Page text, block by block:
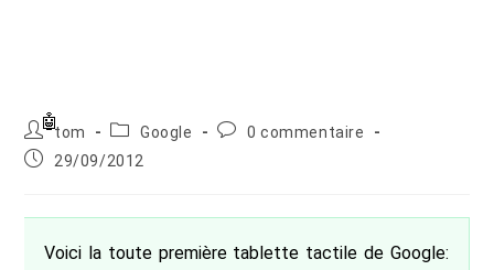
Auteur/autrice
de
la
tom
PostGoogle
Commentaires
0 commentaire
Publication
29/09/2012
Voici la toute première tablette tactile de Google: